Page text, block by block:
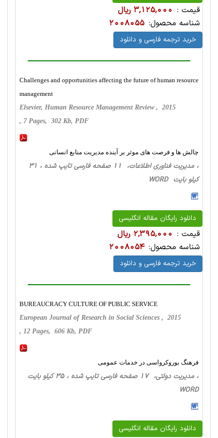
قیمت : 3,125,000 ریال
شناسه محصول: 2008055
خرید ترجمه فارسی و دانلود
Challenges and opportunities affecting the future of human resource
management
Elsevier, Human Resource Management Review , 2015
, 7 Pages, 302 Kb, PDF
چالش ها و فرصت های موثر بر آینده مدیریت منابع انسانی
، مدیریت فناوری اطلاعات، 11 صفحه فارسی تایپ شده ، 31
کیلو بایت WORD
دانلود رایگان مقاله انگلیسی
قیمت : 2,395,000 ریال
شناسه محصول: 2008054
خرید ترجمه فارسی و دانلود
BUREAUCRACY CULTURE OF PUBLIC SERVICE
European Journal of Research in Social Sciences , 2015
, 12 Pages, 606 Kb, PDF
فرهنگ بوروکرواسی در خدمات عمومی
، مدیریت دولتی، 17 صفحه فارسی تایپ شده ، 35 کیلو بایت
WORD
دانلود رایگان مقاله انگلیسی